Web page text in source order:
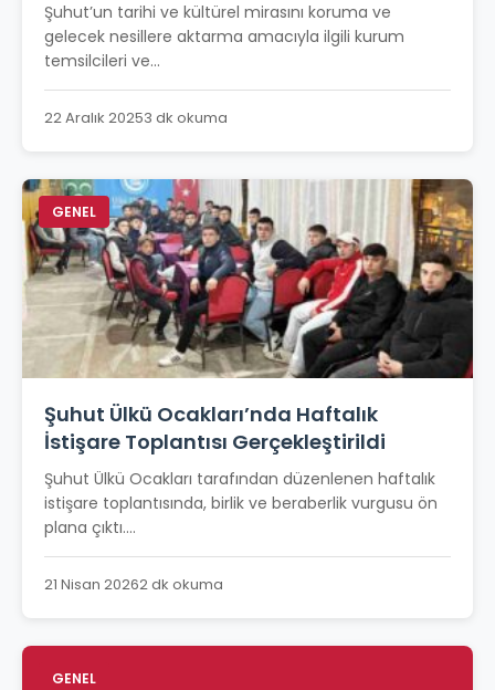
Şuhut’un tarihi ve kültürel mirasını koruma ve
gelecek nesillere aktarma amacıyla ilgili kurum
temsilcileri ve...
22 Aralık 20253 dk okuma
GENEL
Şuhut Ülkü Ocakları’nda Haftalık
İstişare Toplantısı Gerçekleştirildi
Şuhut Ülkü Ocakları tarafından düzenlenen haftalık
istişare toplantısında, birlik ve beraberlik vurgusu ön
plana çıktı....
21 Nisan 20262 dk okuma
GENEL